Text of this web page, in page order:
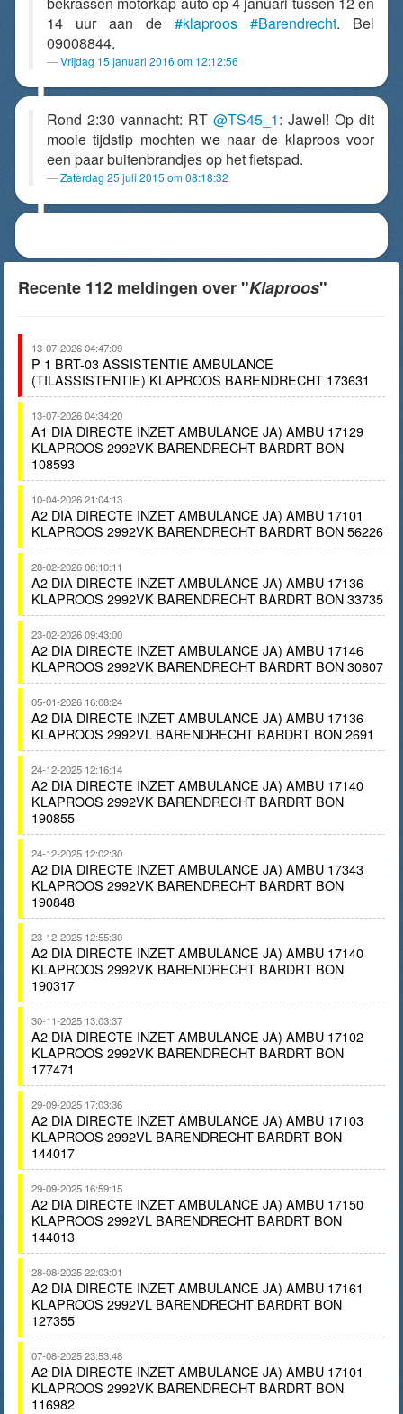
14 uur aan de #klaproos #Barendrecht. Bel
09008844.
Vrijdag 15 januari 2016 om 12:12:56
Rond 2:30 vannacht: RT @TS45_1: Jawel! Op dit
mooie tijdstip mochten we naar de klaproos voor
een paar buitenbrandjes op het fietspad.
Zaterdag 25 juli 2015 om 08:18:32
Recente 112 meldingen over "Klaproos"
13-07-2026 04:47:09
P 1 BRT-03 ASSISTENTIE AMBULANCE
(TILASSISTENTIE) KLAPROOS BARENDRECHT 173631
13-07-2026 04:34:20
A1 DIA DIRECTE INZET AMBULANCE JA) AMBU 17129
KLAPROOS 2992VK BARENDRECHT BARDRT BON
108593
10-04-2026 21:04:13
A2 DIA DIRECTE INZET AMBULANCE JA) AMBU 17101
KLAPROOS 2992VK BARENDRECHT BARDRT BON 56226
28-02-2026 08:10:11
A2 DIA DIRECTE INZET AMBULANCE JA) AMBU 17136
KLAPROOS 2992VK BARENDRECHT BARDRT BON 33735
23-02-2026 09:43:00
A2 DIA DIRECTE INZET AMBULANCE JA) AMBU 17146
KLAPROOS 2992VK BARENDRECHT BARDRT BON 30807
05-01-2026 16:08:24
A2 DIA DIRECTE INZET AMBULANCE JA) AMBU 17136
KLAPROOS 2992VL BARENDRECHT BARDRT BON 2691
24-12-2025 12:16:14
A2 DIA DIRECTE INZET AMBULANCE JA) AMBU 17140
KLAPROOS 2992VK BARENDRECHT BARDRT BON
190855
24-12-2025 12:02:30
A2 DIA DIRECTE INZET AMBULANCE JA) AMBU 17343
KLAPROOS 2992VK BARENDRECHT BARDRT BON
190848
23-12-2025 12:55:30
A2 DIA DIRECTE INZET AMBULANCE JA) AMBU 17140
KLAPROOS 2992VK BARENDRECHT BARDRT BON
190317
30-11-2025 13:03:37
A2 DIA DIRECTE INZET AMBULANCE JA) AMBU 17102
KLAPROOS 2992VK BARENDRECHT BARDRT BON
177471
29-09-2025 17:03:36
A2 DIA DIRECTE INZET AMBULANCE JA) AMBU 17103
KLAPROOS 2992VL BARENDRECHT BARDRT BON
144017
29-09-2025 16:59:15
A2 DIA DIRECTE INZET AMBULANCE JA) AMBU 17150
KLAPROOS 2992VL BARENDRECHT BARDRT BON
144013
28-08-2025 22:03:01
A2 DIA DIRECTE INZET AMBULANCE JA) AMBU 17161
KLAPROOS 2992VL BARENDRECHT BARDRT BON
127355
07-08-2025 23:53:48
A2 DIA DIRECTE INZET AMBULANCE JA) AMBU 17101
KLAPROOS 2992VK BARENDRECHT BARDRT BON
116982